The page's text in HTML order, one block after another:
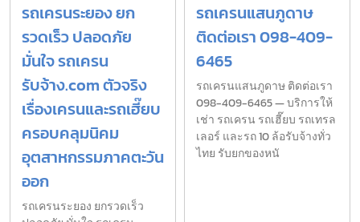
รถเครนระยอง ยก
รวดเร็ว ปลอดภัย
มั่นใจ รถเครน
รับจ้าง.com ตัวจริง
เรื่องเครนและรถเฮี๊ยบ
ครอบคลุมนิคม
อุตสาหกรรมภาคตะวัน
ออก
รถเครนระยอง ยกรวดเร็ว
รถเครนแสนภูดาษ
ติดต่อเรา 098-409-
6465
รถเครนแสนภูดาษ ติดต่อเรา
098-409-6465 — บริการให้
เช่า รถเครน รถเฮี๊ยบ รถเทรล
เลอร์ และรถ 10 ล้อรับจ้างทั่ว
ไทย รับยกของหนั